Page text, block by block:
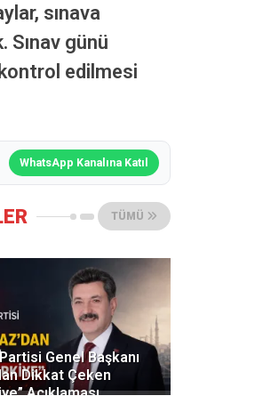
sınava
günü
edilmesi
WhatsApp Kanalına Katıl
TÜMÜ
Genel Başkanı
Dikkat Çeken
Açıklaması